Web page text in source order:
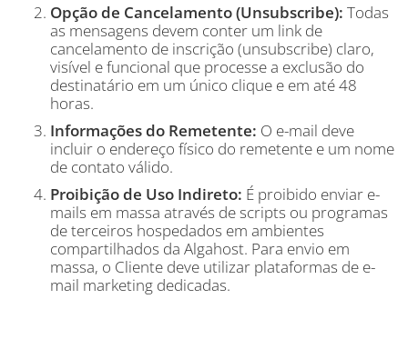
Opção de Cancelamento (Unsubscribe): Todas
as mensagens devem conter um link de
cancelamento de inscrição (unsubscribe) claro,
visível e funcional que processe a exclusão do
destinatário em um único clique e em até 48
horas.
Informações do Remetente: O e-mail deve
incluir o endereço físico do remetente e um nome
de contato válido.
Proibição de Uso Indireto: É proibido enviar e-
mails em massa através de scripts ou programas
de terceiros hospedados em ambientes
compartilhados da Algahost. Para envio em
massa, o Cliente deve utilizar plataformas de e-
mail marketing dedicadas.